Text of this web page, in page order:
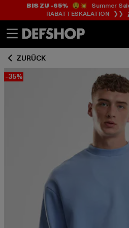
BIS ZU -65%😲💥 Summer
RABATTESKALATION ❯❯
ZURÜCK
-35%